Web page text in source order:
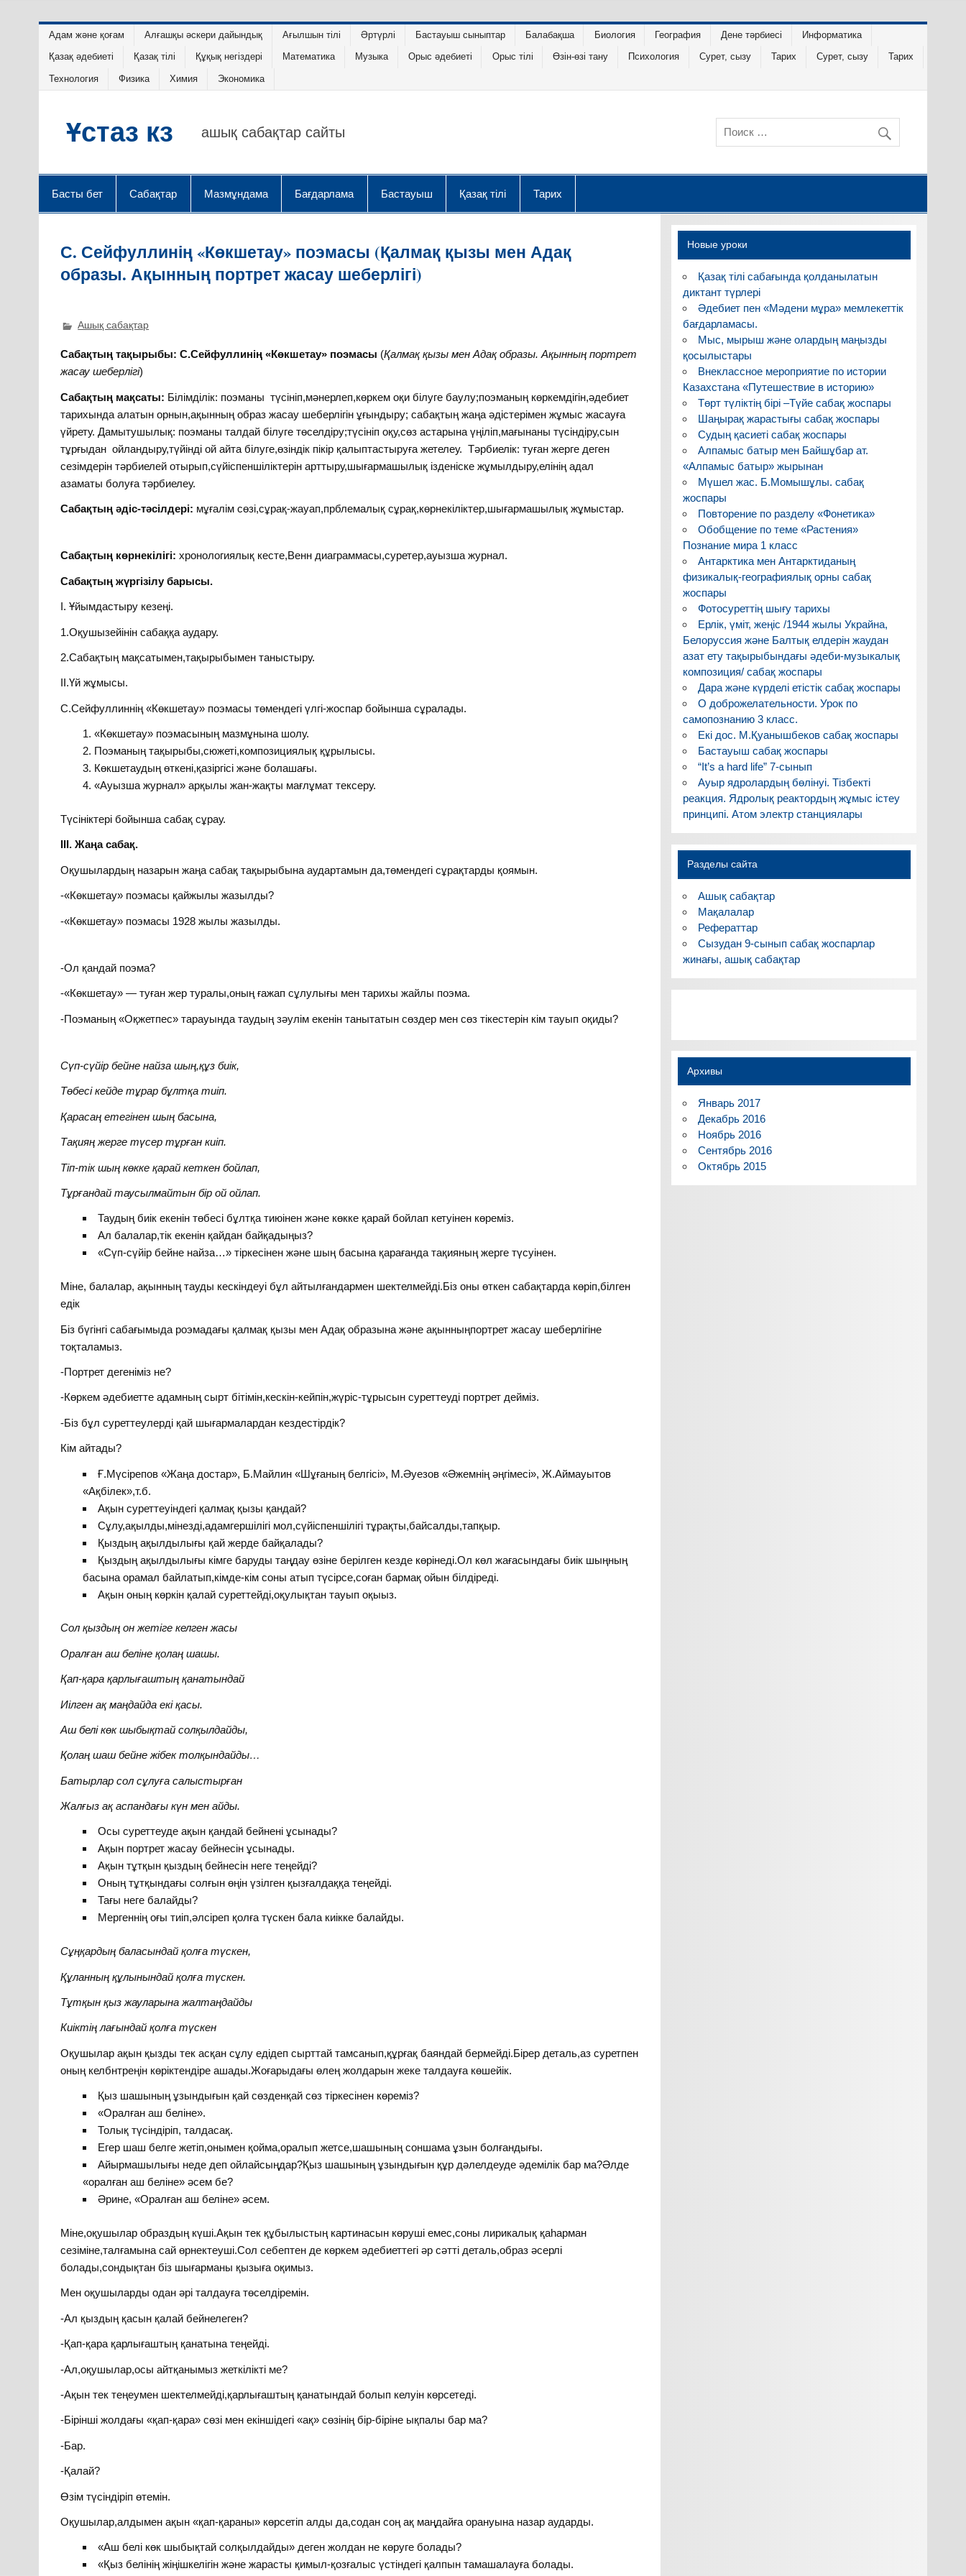
Адам және қоғам Алғашқы әскери дайындық Ағылшын тілі Әртүрлі Бастауыш сыныптар Балабақша Биология География Дене тәрбиесі Информатика
Қазақ әдебиеті Қазақ тілі Құқық негіздері Математика Музыка Орыс әдебиеті Орыс тілі Өзін-өзі тану Психология Сурет, сызу Тарих Сурет, сызу Тарих
Технология Физика Химия Экономика
Ұстаз кз ашық сабақтар сайты
Басты бет Сабақтар Мазмұндама Бағдарлама Бастауыш Қазақ тілі Тарих
С. Сейфуллинің «Көкшетау» поэмасы (Қалмақ қызы мен Адақ
образы. Ақынның портрет жасау шеберлігі)
Ашық сабақтар
Сабақтың тақырыбы:С.Сейфуллинің «Көкшетау» поэмасы (Қалмақ қызы мен Адақ образы. Ақынның портрет
жасау шеберлігі)
Сабақтың мақсаты: Білімділік: поэманы түсініп,мәнерлеп,көркем оқи білуге баулу;поэманың көркемдігін,әдебиет
тарихында алатын орнын,ақынның образ жасау шеберлігін ұғындыру; сабақтың жаңа әдістерімен жұмыс жасауға
үйрету. Дамытушылық: поэманы талдай білуге төселдіру;түсініп оқу,сөз астарына үңіліп,мағынаны түсіндіру,сын
тұрғыдан ойландыру,түйінді ой айта білуге,өзіндік пікір қалыптастыруға жетелеу. Тәрбиелік: туған жерге деген
сезімдерін тәрбиелей отырып,сүйіспеншіліктерін арттыру,шығармашылық ізденіске жұмылдыру,елінің адал
азаматы болуға тәрбиелеу.
Сабақтың әдіс-тәсілдері: мұғалім сөзі,сұрақ-жауап,прблемалық сұрақ,көрнекіліктер,шығармашылық жұмыстар.
Сабақтың көрнекілігі: хронологиялық кесте,Венн диаграммасы,суретер,ауызша журнал.
Сабақтың жүргізілу барысы.
І. Ұйымдастыру кезеңі.
1.Оқушызейінін сабаққа аудару.
2.Сабақтың мақсатымен,тақырыбымен таныстыру.
ІІ.Үй жұмысы.
С.Сейфуллиннің «Көкшетау» поэмасы төмендегі үлгі-жоспар бойынша сұралады.
«Көкшетау» поэмасының мазмұнына шолу.
Поэманың тақырыбы,сюжеті,композициялық құрылысы.
Көкшетаудың өткені,қазіргісі және болашағы.
«Ауызша журнал» арқылы жан-жақты мағлұмат тексеру.
Түсініктері бойынша сабақ сұрау.
ІІІ. Жаңа сабақ.
Оқушылардың назарын жаңа сабақ тақырыбына аудартамын да,төмендегі сұрақтарды қоямын.
-«Көкшетау» поэмасы қайжылы жазылды?
-«Көкшетау» поэмасы 1928 жылы жазылды.
-Ол қандай поэма?
-«Көкшетау» — туған жер туралы,оның ғажап сұлулығы мен тарихы жайлы поэма.
-Поэманың «Оқжетпес» тарауында таудың зәулім екенін танытатын сөздер мен сөз тікестерін кім тауып оқиды?
Сүп-сүйір бейне найза шың,құз биік,
Төбесі кейде тұрар бұлтқа тиіп.
Қарасаң етегінен шың басына,
Тақияң жерге түсер тұрған киіп.
Тіп-тік шың көкке қарай кеткен бойлап,
Тұрғандай таусылмайтын бір ой ойлап.
Таудың биік екенін төбесі бұлтқа тиюінен және көкке қарай бойлап кетуінен көреміз.
Ал балалар,тік екенін қайдан байқадыңыз?
«Сүп-сүйір бейне найза…» тіркесінен және шың басына қарағанда тақияның жерге түсуінен.
Міне, балалар, ақынның тауды кескіндеуі бұл айтылғандармен шектелмейді.Біз оны өткен сабақтарда көріп,білген
едік
Біз бүгінгі сабағымыда роэмадағы қалмақ қызы мен Адақ образына және ақынныңпортрет жасау шеберлігіне
тоқталамыз.
-Портрет дегеніміз не?
-Көркем әдебиетте адамның сырт бітімін,кескін-кейпін,жүріс-тұрысын суреттеуді портрет дейміз.
-Біз бұл суреттеулерді қай шығармалардан кездестірдік?
Кім айтады?
Ғ.Мүсірепов «Жаңа достар», Б.Майлин «Шұғаның белгісі», М.Әуезов «Әжемнің әңгімесі», Ж.Аймауытов
«Ақбілек»,т.б.
Ақын суреттеуіндегі қалмақ қызы қандай?
Сұлу,ақылды,мінезді,адамгершілігі мол,сүйіспеншілігі тұрақты,байсалды,тапқыр.
Қыздың ақылдылығы қай жерде байқалады?
Қыздың ақылдылығы кімге баруды таңдау өзіне берілген кезде көрінеді.Ол көл жағасындағы биік шыңның
басына орамал байлатып,кімде-кім соны атып түсірсе,соған бармақ ойын білдіреді.
Ақын оның көркін қалай суреттейді,оқулықтан тауып оқыыз.
Сол қыздың он жетіге келген жасы
Оралған аш беліне қолаң шашы.
Қап-қара қарлығаштың қанатындай
Иілген ақ маңдайда екі қасы.
Аш белі көк шыбықтай солқылдайды,
Қолаң шаш бейне жібек толқындайды…
Батырлар сол сұлуға салыстырған
Жалғыз ақ аспандағы күн мен айды.
Осы суреттеуде ақын қандай бейнені ұсынады?
Ақын портрет жасау бейнесін ұсынады.
Ақын тұтқын қыздың бейнесін неге теңейді?
Оның тұтқындағы солғын өңін үзілген қызғалдаққа теңейді.
Тағы неге балайды?
Мергеннің оғы тиіп,әлсіреп қолға түскен бала киікке балайды.
Сұңқардың баласындай қолға түскен,
Құланның құлынындай қолға түскен.
Тұтқын қыз жауларына жалтаңдайды
Киіктің лағындай қолға түскен
Оқушылар ақын қызды тек асқан сұлу едідеп сырттай тамсанып,құрғақ баяндай бермейді.Бірер деталь,аз суретпен
оның келбнтреңін көріктендіре ашады.Жоғарыдағы өлең жолдарын жеке талдауға көшейік.
Қыз шашының ұзындығын қай сөзденқай сөз тіркесінен көреміз?
«Оралған аш беліне».
Толық түсіндіріп, талдасақ.
Егер шаш белге жетіп,онымен қойма,оралып жетсе,шашының соншама ұзын болғандығы.
Айырмашылығы неде деп ойлайсыңдар?Қыз шашының ұзындығын құр дәлелдеуде әдемілік бар ма?Әлде
«оралған аш беліне» әсем бе?
Әрине, «Оралған аш беліне» әсем.
Міне,оқушылар образдың күші.Ақын тек құбылыстың картинасын көруші емес,соны лирикалық қаһарман
сезіміне,талғамына сай өрнектеуші.Сол себептен де көркем әдебиеттегі әр сәтті деталь,образ әсерлі
болады,сондықтан біз шығарманы қызыға оқимыз.
Мен оқушыларды одан әрі талдауға төселдіремін.
-Ал қыздың қасын қалай бейнелеген?
-Қап-қара қарлығаштың қанатына теңейді.
-Ал,оқушылар,осы айтқанымыз жеткілікті ме?
-Ақын тек теңеумен шектелмейді,қарлығаштың қанатындай болып келуін көрсетеді.
-Бірінші жолдағы «қап-қара» сөзі мен екіншідегі «ақ» сөзінің бір-біріне ықпалы бар ма?
-Бар.
-Қалай?
Өзім түсіндіріп өтемін.
Оқушылар,алдымен ақын «қап-қараны» көрсетіп алды да,содан соң ақ маңдайға орануына назар аударды.
«Аш белі көк шыбықтай солқылдайды» деген жолдан не көруге болады?
«Қыз белінің жіңішкелігін және жарасты қимыл-қозғалыс үстіндегі қалпын тамашалауға болады.
Новые уроки
Қазақ тілі сабағында қолданылатын
диктант түрлері
Әдебиет пен «Мәдени мұра» мемлекеттік
бағдарламасы.
Мыс, мырыш және олардың маңызды
қосылыстары
Внеклассное мероприятие по истории
Казахстана «Путешествие в историю»
Төрт түліктің бірі –Түйе сабақ жоспары
Шаңырақ жарастығы сабақ жоспары
Судың қасиеті сабақ жоспары
Алпамыс батыр мен Байшұбар ат.
«Алпамыс батыр» жырынан
Мүшел жас. Б.Момышұлы. сабақ
жоспары
Повторение по разделу «Фонетика»
Обобщение по теме «Растения»
Познание мира 1 класс
Антарктика мен Антарктиданың
физикалық-географиялық орны сабақ
жоспары
Фотосуреттің шығу тарихы
Ерлік, үміт, жеңіс /1944 жылы Украйна,
Белоруссия және Балтық елдерін жаудан
азат ету тақырыбындағы әдеби-музыкалық
композиция/ сабақ жоспары
Дара және күрделі етістік сабақ жоспары
О доброжелательности. Урок по
самопознанию 3 класс.
Екі дос. М.Қуанышбеков сабақ жоспары
Бастауыш сабақ жоспары
“It’s a hard life” 7-сынып
Ауыр ядролардың бөлінуі. Тізбекті
реакция. Ядролық реактордың жұмыс істеу
принципі. Атом электр станциялары
Разделы сайта
Ашық сабақтар
Мақалалар
Рефераттар
Сызудан 9-сынып сабақ жоспарлар
жинағы, ашық сабақтар
Архивы
Январь 2017
Декабрь 2016
Ноябрь 2016
Сентябрь 2016
Октябрь 2015